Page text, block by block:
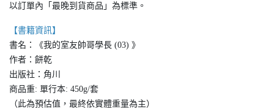
以訂單內「最晚到貨商品」為標準。
【書籍資訊】
書名：《我的室友帥哥學長 (03) 》
作者：餅乾
出版社：角川
商品重: 單行本: 450g/套
（此為預估值，最終依實體重量為主）